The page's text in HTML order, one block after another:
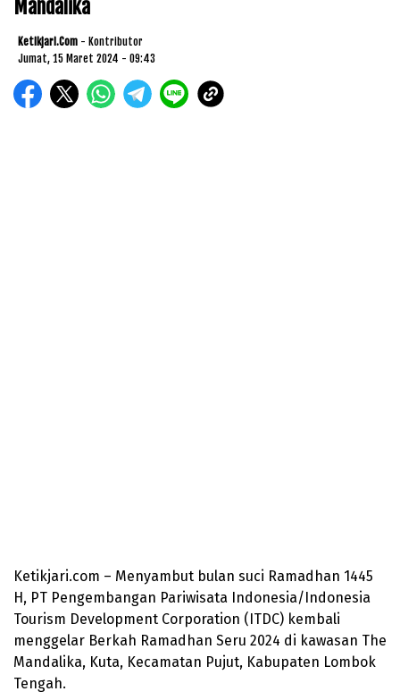
Mandalika
Ketikjari.com - Kontributor
Jumat, 15 Maret 2024 - 09:43
Ketikjari.com – Menyambut bulan suci Ramadhan 1445
H, PT Pengembangan Pariwisata Indonesia/Indonesia
Tourism Development Corporation (ITDC) kembali
menggelar Berkah Ramadhan Seru 2024 di kawasan The
Mandalika, Kuta, Kecamatan Pujut, Kabupaten Lombok
Tengah.